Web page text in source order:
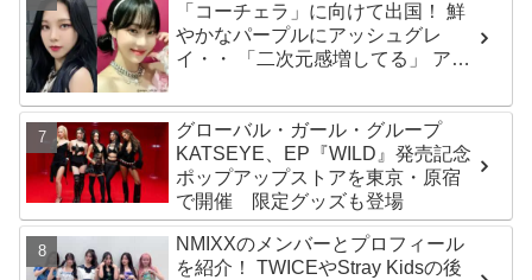
「コーチェラ」に向けて出国！ 鮮
やかなパープルにアッシュグレ
イ・・ 「二次元感増してる」 アバ
グローバル・ガール・グループ
KATSEYE、EP『WILD』発売記念
ポップアップストアを東京・原宿
で開催 限定グッズも登場
NMIXXのメンバーとプロフィール
を紹介！ TWICEやStray Kidsの後